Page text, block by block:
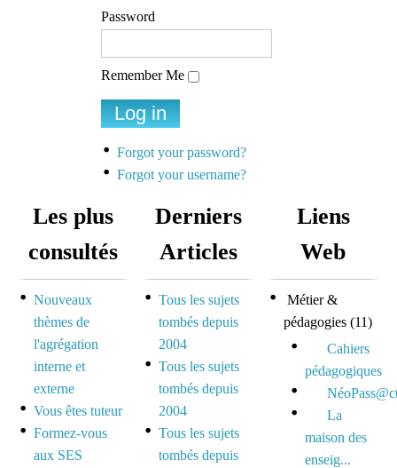
Password
Remember Me
Forgot your password?
Forgot your username?
Les plus
consultés
Nouveaux
thèmes de
l'agrégation
interne et
externe
Vous êtes tuteur
Formez-vous
aux SES
Derniers
Articles
Tous les sujets
tombés depuis
2004
Tous les sujets
tombés depuis
2004
Tous les sujets
tombés depuis
Liens
Web
Métier &
pédagogies (11)
Cahiers
pédagogiques
La
maison des
enseig...